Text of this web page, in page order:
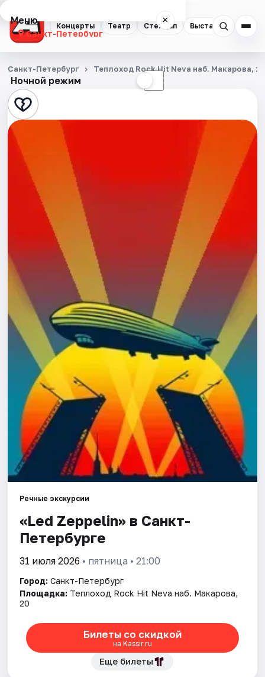
Концерты Театр Стендап Выставки
Меню ×
Санкт-Петербург
Концерты
Театр
Стендап
Выставки
Квесты
Экскурсии
Города
Площадки
Артисты
Рейтинги
Ночной режим ☾
Санкт-Петербург Теплоход Rock Hit Neva наб. Макарова,
Речные экскурсии
«Led Zeppelin» в Санкт-
Петербурге
31 июля 2026 • пятница • 21:00
Город: Санкт-Петербург
Площадка: Теплоход Rock Hit Neva наб. Макарова,
20
Билеты со скидкой
на Kassir.ru
Еще билеты